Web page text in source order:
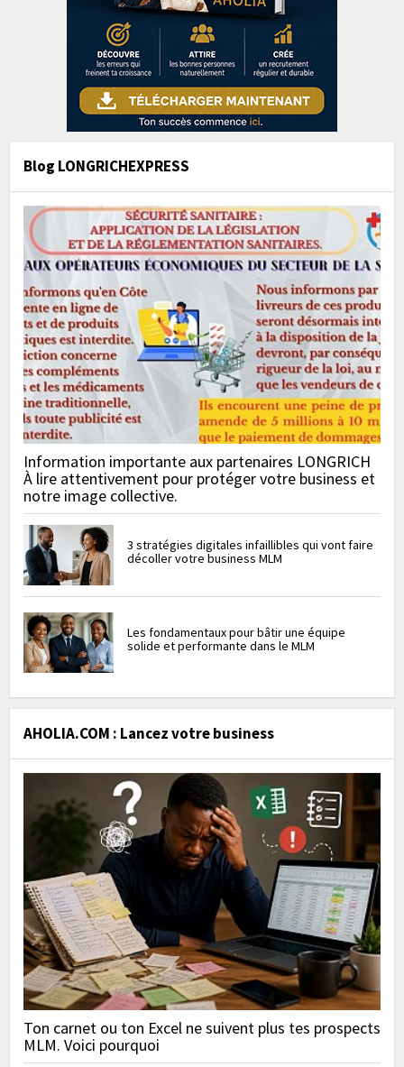
Blog LONGRICHEXPRESS
Information importante aux partenaires LONGRICH
À lire attentivement pour protéger votre business et
notre image collective.
3 stratégies digitales infaillibles qui vont faire
décoller votre business MLM
Les fondamentaux pour bâtir une équipe
solide et performante dans le MLM
AHOLIA.COM : Lancez votre business
Ton carnet ou ton Excel ne suivent plus tes prospects
MLM. Voici pourquoi